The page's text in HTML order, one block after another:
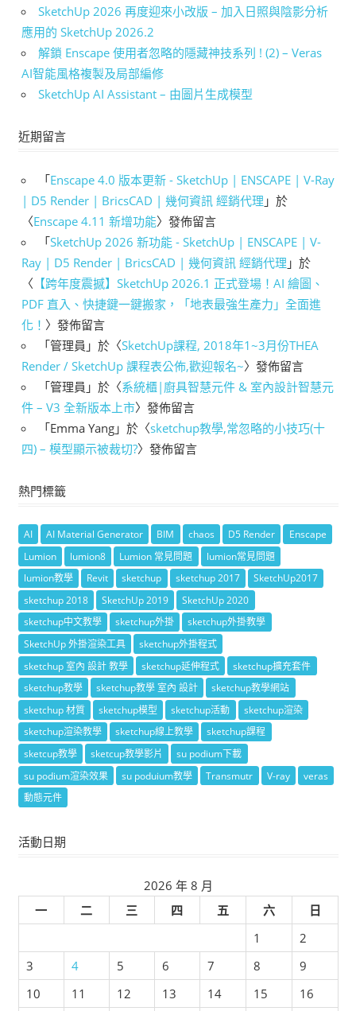
SketchUp 2026 再度迎來小改版 – 加入日照與陰影分析
應用的 SketchUp 2026.2
解鎖 Enscape 使用者忽略的隱藏神技系列 ! (2) – Veras
AI智能風格複製及局部編修
SketchUp AI Assistant – 由圖片生成模型
近期留言
「Enscape 4.0 版本更新 - SketchUp | ENSCAPE | V-Ray
| D5 Render | BricsCAD | 幾何資訊 經銷代理 」於
〈Enscape 4.11 新增功能〉發佈留言
「SketchUp 2026 新功能 - SketchUp | ENSCAPE | V-
Ray | D5 Render | BricsCAD | 幾何資訊 經銷代理 」於
〈 【跨年度震撼】SketchUp 2026.1 正式登場！AI 繪圖、
PDF 直入、快捷鍵一鍵搬家，「地表最強生產力」全面進
化！ 〉發佈留言
「管理員 」於〈SketchUp課程, 2018年1~3月份THEA
Render / SketchUp 課程表公佈,歡迎報名~〉發佈留言
「管理員 」於〈系統櫃|廚具智慧元件 & 室內設計智慧元
件 – V3 全新版本上市〉發佈留言
「Emma Yang 」於〈sketchup教學,常忽略的小技巧(十
四) – 模型顯示被裁切?〉發佈留言
熱門標籤
AI AI Material Generator BIM chaos D5 Render
Enscape
Lumion
lumion8 Lumion 常見問題
lumion常見問題
lumion教學
Revit sketchup sketchup 2017
SketchUp2017
sketchup 2018
SketchUp 2019
SketchUp 2020
sketchup中文教學
sketchup外掛
sketchup外掛教學
SketchUp 外掛渲染工具
sketchup外掛程式
sketchup 室內 設計 教學
sketchup延伸程式
sketchup擴充套件
sketchup教學
sketchup教學 室內 設計
sketchup教學網站
sketchup 材質
sketchup模型 sketchup活動
sketchup渲染
sketchup渲染教學
sketchup線上教學
sketchup課程
sketcup教學
sketcup教學影片
su podium下載
su podium渲染效果
su poduium教學 Transmutr V-ray
veras
動態元件
活動日期
2026 年 8 月
一
二 三 四 五 六
日
1
2
3
4 5 6 7 8
9
10
11 12 13 14 15 16